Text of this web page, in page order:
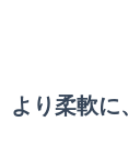
より柔軟に